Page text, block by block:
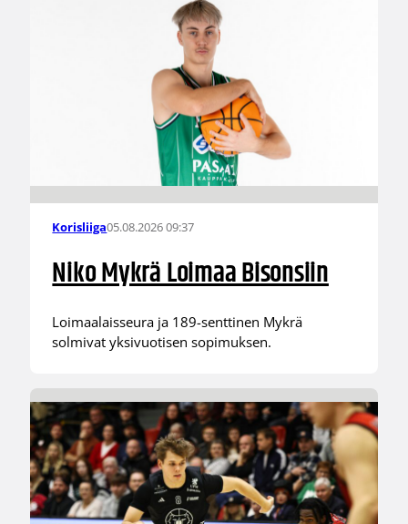
Korisliiga05.08.2026 09:37
Niko Mykrä Loimaa Bisonsiin
Loimaalaisseura ja 189-senttinen Mykrä
solmivat yksivuotisen sopimuksen.